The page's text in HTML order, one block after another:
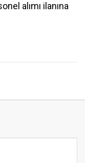
alımı ilanına